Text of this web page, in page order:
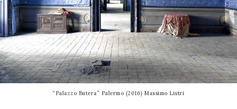
“Palazzo Butera” Palermo (2016) Massimo Listri